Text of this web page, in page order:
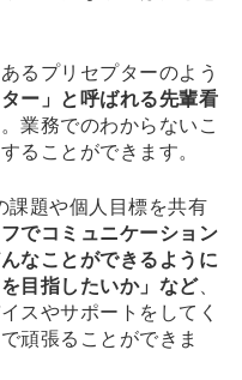
るプリセプターのよう
ー」と呼ばれる先輩看
業務でのわからないこ
ることができます。
課題や個人目標を共有
でコミュニケーション
んなことができるように
目指したいか」など、
スやサポートをしてく
頑張ることができま